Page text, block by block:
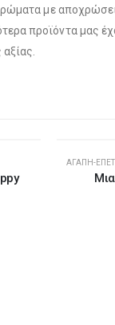
με
προϊόντα μας
ΑΓΆΠΗ-